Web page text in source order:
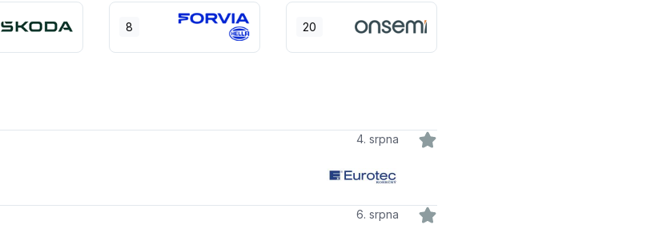
8 20
4. srpna
6. srpna